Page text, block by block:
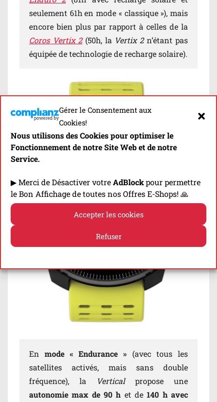
Gérer le Consentement aux
Cookies!
Nous utilisons des Cookies pour optimiser le
Fonctionnement de notre Site Web et de notre
Service.
▶ Merci de Désactiver votreAdBlockpour permettre
le Bon Affichage de toutes nos Offres E-Shops! 🙏
Accepter les cookies
Refuser
seulement 61h en mode « classique »), mais
encore bien plus par rapport à celles de la
Coros Vertix 2(50h, la Vertix 2n’étant pas
équipée de technologie de recharge solaire).
En mode « Endurance » (avec tous les
satellites activés, mais sans double
fréquence), la
Vertical propose une
autonomie max de 90 h et de140 h avec